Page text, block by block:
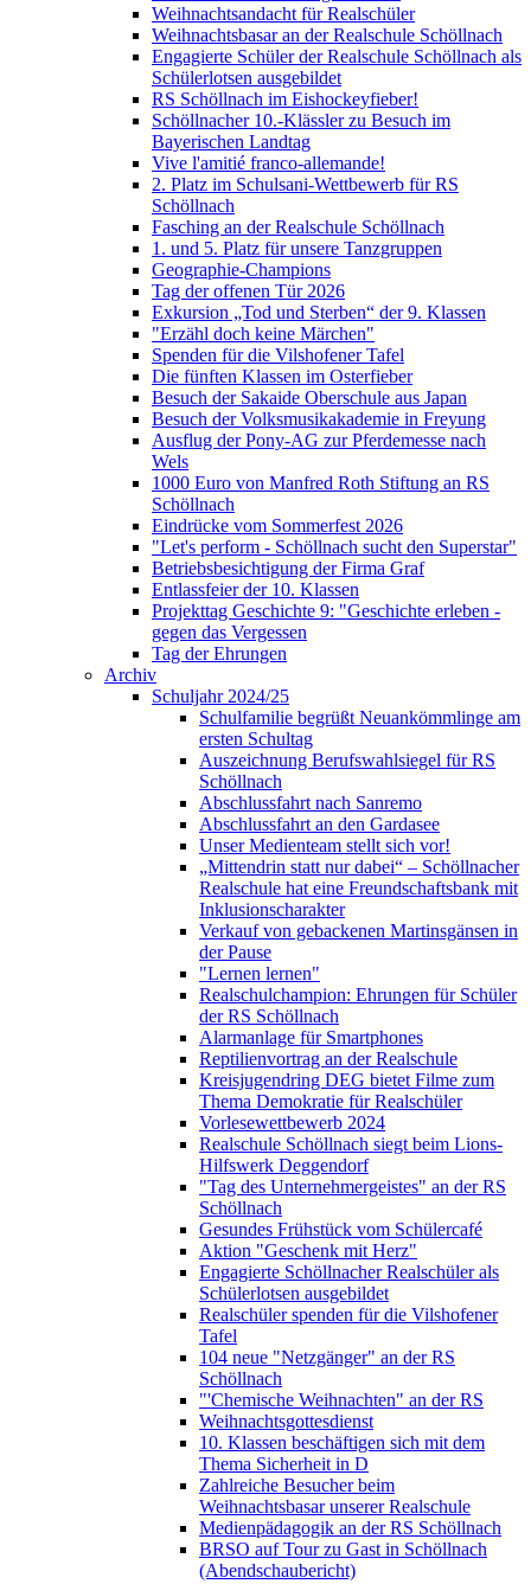
Weihnachtsandacht für Realschüler
Weihnachtsbasar an der Realschule Schöllnach
Engagierte Schüler der Realschule Schöllnach als
Schülerlotsen ausgebildet
RS Schöllnach im Eishockeyfieber!
Schöllnacher 10.-Klässler zu Besuch im
Bayerischen Landtag
Vive l'amitié franco-allemande!
2. Platz im Schulsani-Wettbewerb für RS
Schöllnach
Fasching an der Realschule Schöllnach
1. und 5. Platz für unsere Tanzgruppen
Geographie-Champions
Tag der offenen Tür 2026
Exkursion „Tod und Sterben“ der 9. Klassen
"Erzähl doch keine Märchen"
Spenden für die Vilshofener Tafel
Die fünften Klassen im Osterfieber
Besuch der Sakaide Oberschule aus Japan
Besuch der Volksmusikakademie in Freyung
Ausflug der Pony-AG zur Pferdemesse nach
Wels
1000 Euro von Manfred Roth Stiftung an RS
Schöllnach
Eindrücke vom Sommerfest 2026
"Let's perform - Schöllnach sucht den Superstar"
Betriebsbesichtigung der Firma Graf
Entlassfeier der 10. Klassen
Projekttag Geschichte 9: "Geschichte erleben -
gegen das Vergessen
Tag der Ehrungen
Archiv
Schuljahr 2024/25
Schulfamilie begrüßt Neuankömmlinge am
ersten Schultag
Auszeichnung Berufswahlsiegel für RS
Schöllnach
Abschlussfahrt nach Sanremo
Abschlussfahrt an den Gardasee
Unser Medienteam stellt sich vor!
„Mittendrin statt nur dabei“ – Schöllnacher
Realschule hat eine Freundschaftsbank mit
Inklusionscharakter
Verkauf von gebackenen Martinsgänsen in
der Pause
"Lernen lernen"
Realschulchampion: Ehrungen für Schüler
der RS Schöllnach
Alarmanlage für Smartphones
Reptilienvortrag an der Realschule
Kreisjugendring DEG bietet Filme zum
Thema Demokratie für Realschüler
Vorlesewettbewerb 2024
Realschule Schöllnach siegt beim Lions-
Hilfswerk Deggendorf
"Tag des Unternehmergeistes" an der RS
Schöllnach
Gesundes Frühstück vom Schülercafé
Aktion "Geschenk mit Herz"
Engagierte Schöllnacher Realschüler als
Schülerlotsen ausgebildet
Realschüler spenden für die Vilshofener
Tafel
104 neue "Netzgänger" an der RS
Schöllnach
"'Chemische Weihnachten" an der RS
Weihnachtsgottesdienst
10. Klassen beschäftigen sich mit dem
Thema Sicherheit in D
Zahlreiche Besucher beim
Weihnachtsbasar unserer Realschule
Medienpädagogik an der RS Schöllnach
BRSO auf Tour zu Gast in Schöllnach
(Abendschaubericht)